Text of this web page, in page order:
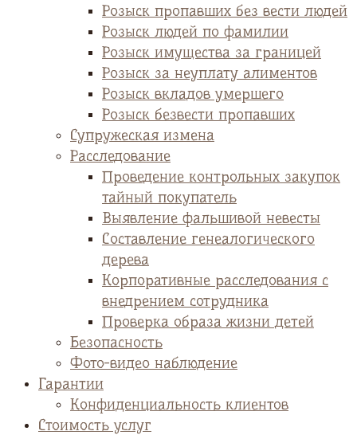
Розыск пропавших без вести людей
Розыск людей по фамилии
Розыск имущества за границей
Розыск за неуплату алиментов
Розыск вкладов умершего
Розыск безвести пропавших
Супружеская измена
Расследование
Проведение контрольных закупок
тайный покупатель
Выявление фальшивой невесты
Cоставление генеалогического
дерева
Корпоративные расследования с
внедрением сотрудника
Проверка образа жизни детей
Безопасность
Фото-видео наблюдение
Гарантии
Конфиденциальность клиентов
Стоимость услуг